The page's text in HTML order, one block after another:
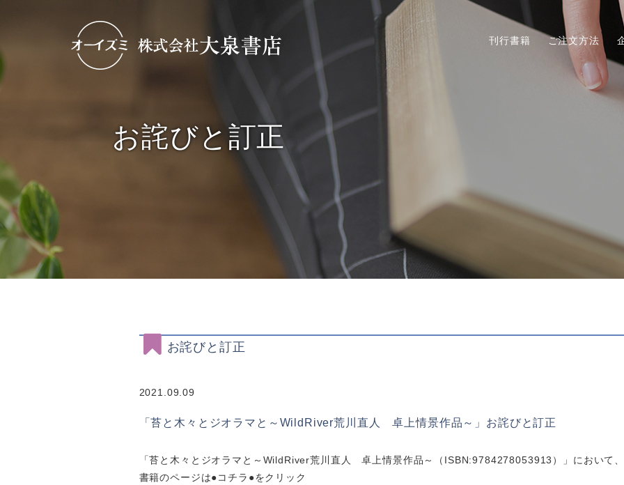
刊行書籍 ご注文方法
お詫びと訂正
お詫びと訂正
2021.09.09
「苔と木々とジオラマと～WildRiver荒川直人 卓上情景作品～」お詫びと訂正
「苔と木々とジオラマと～WildRiver荒川直人 卓上情景作品～（ISBN:9784278053913）」において、
書籍のページは●コチラ●をクリック